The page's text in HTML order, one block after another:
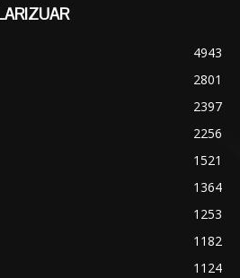
4943
2801
2397
2256
1521
1364
1253
1182
1124